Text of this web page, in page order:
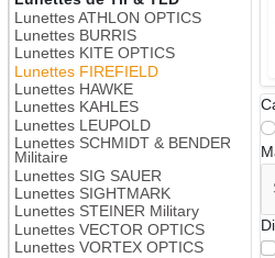
Lunettes ATHLON OPTICS
Lunettes BURRIS
Lunettes KITE OPTICS
Lunettes FIREFIELD
Lunettes HAWKE
Lunettes KAHLES
Lunettes LEUPOLD
Lunettes SCHMIDT & BENDER
Militaire
Lunettes SIG SAUER
Lunettes SIGHTMARK
Lunettes STEINER Military
Lunettes VECTOR OPTICS
Lunettes VORTEX OPTICS